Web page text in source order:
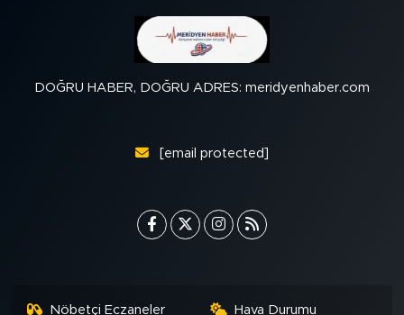
DOĞRU HABER, DOĞRU ADRES: meridyenhaber.com
[email protected]
Nöbetçi Eczaneler Hava Durumu